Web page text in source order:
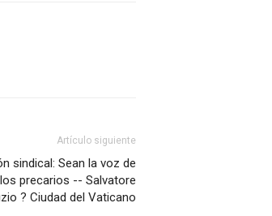
Artículo siguiente
sindical: Sean la voz de
precarios -- Salvatore
? Ciudad del Vaticano